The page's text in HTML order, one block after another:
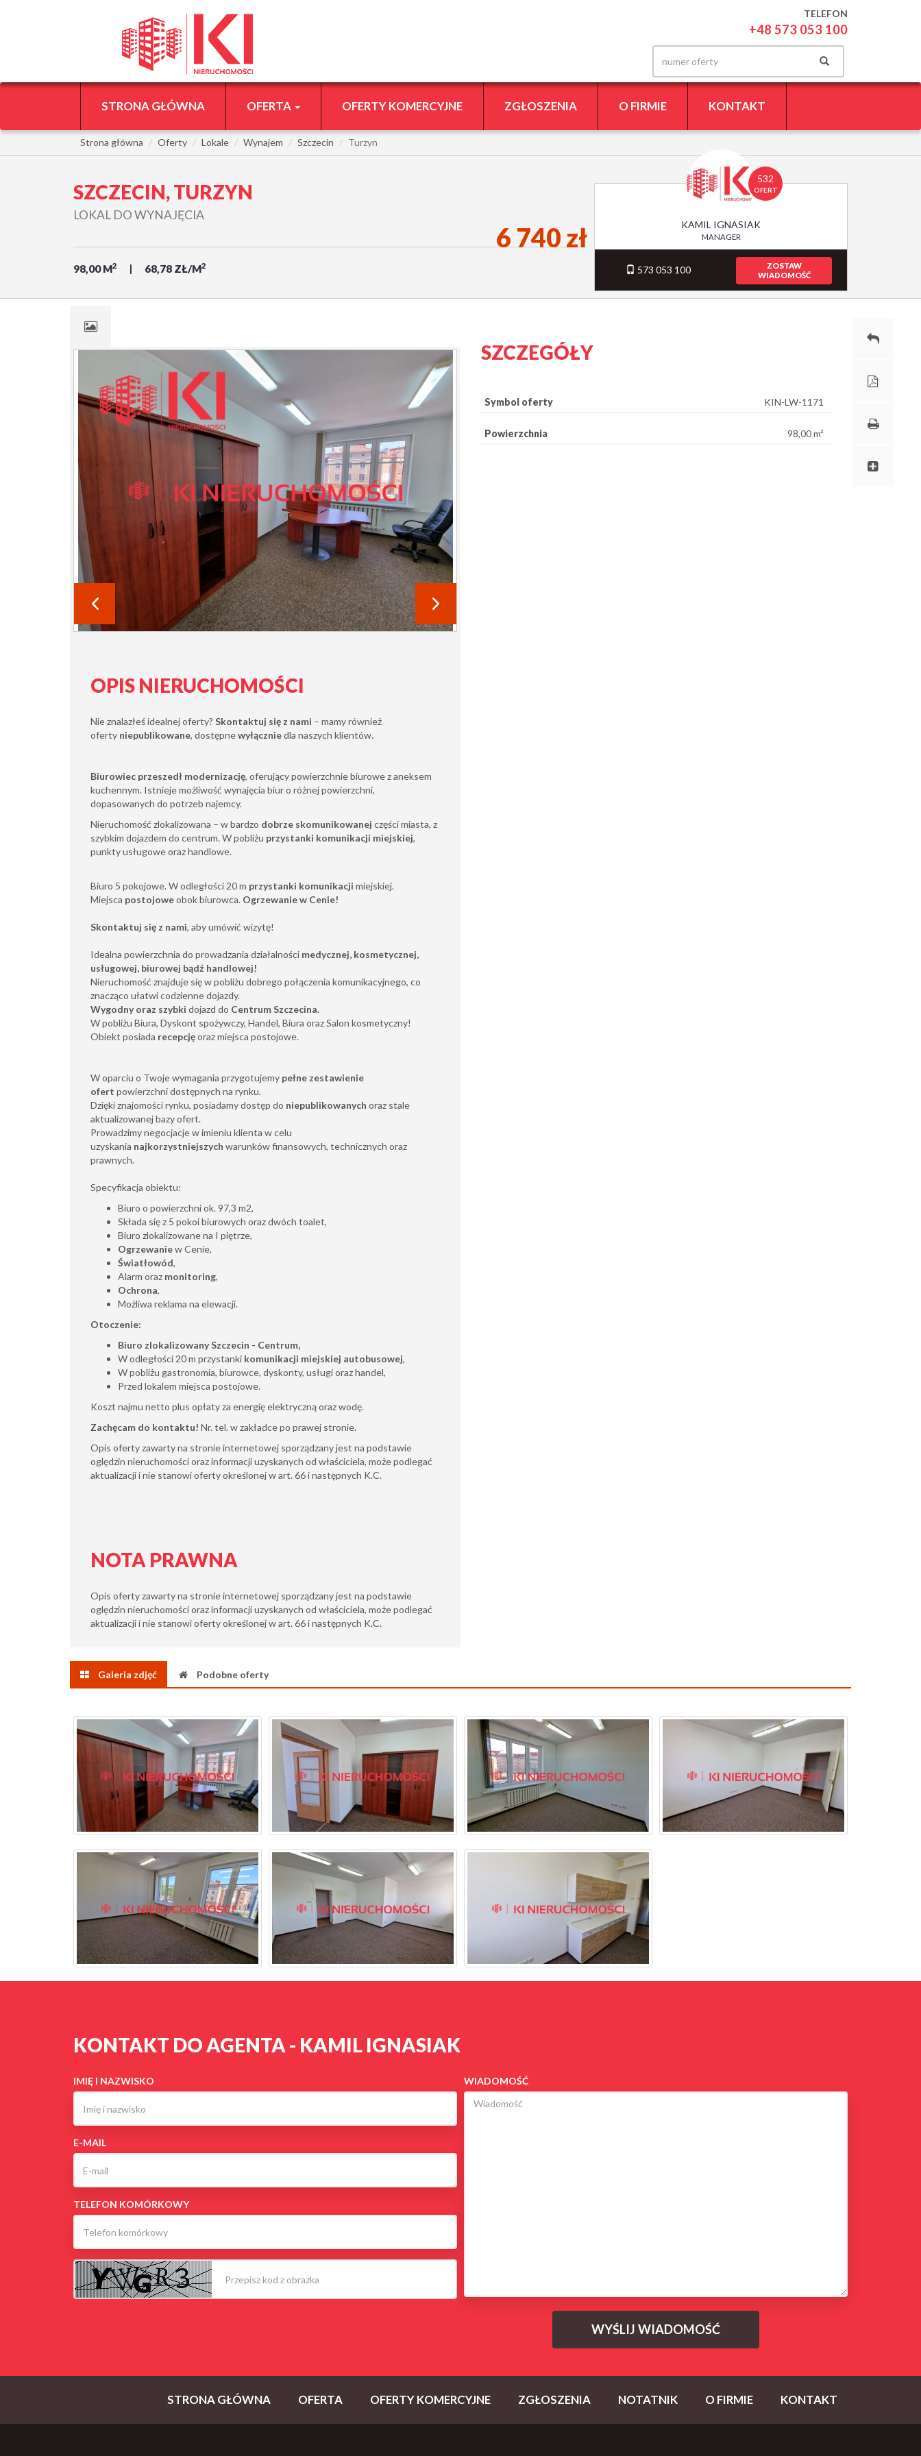
TELEFON
+48 573 053 100
STRONA GŁÓWNA OFERTA OFERTY KOMERCYJNE ZGŁOSZENIA O FIRMIE KONTAKT
Strona główna Oferty Lokale Wynajem Szczecin Turzyn
SZCZECIN, TURZYN
LOKAL DO WYNAJĘCIA
98,00 M2 68,78 ZŁ/M2
6 740 zł
532
OFERT
KAMIL IGNASIAK
MANAGER
573 053 100
ZOSTAW
WIADOMOŚĆ
OPIS NIERUCHOMOŚCI
Nie znalazłeś idealnej oferty? Skontaktuj się z nami – mamy również
oferty niepublikowane, dostępnewyłączniedla naszych klientów.
Biurowiec przeszedł modernizację, oferujący powierzchnie biurowe z aneksem
kuchennym. Istnieje możliwość wynajęcia biur o różnej powierzchni,
dopasowanych do potrzeb najemcy.
Nieruchomość zlokalizowana – w bardzo dobrze skomunikowanej części miasta, z
szybkim dojazdem do centrum. W pobliżu przystanki komunikacji miejskiej,
punkty usługowe oraz handlowe.
Biuro 5 pokojowe. W odległości 20 m przystanki komunikacji miejskiej.
Miejsca postojoweobok biurowca. Ogrzewanie w Cenie!
Skontaktuj się z nami, aby umówić wizytę!
Idealna powierzchnia do prowadzania działalności medycznej, kosmetycznej,
usługowej, biurowej bądź handlowej!
Nieruchomość znajduje się w pobliżu dobrego połączenia komunikacyjnego, co
znacząco ułatwi codzienne dojazdy.
Wygodny oraz szybki dojazd do Centrum Szczecina.
W pobliżu Biura, Dyskont spożywczy, Handel, Biura oraz Salon kosmetyczny!
Obiekt posiada recepcjęoraz miejsca postojowe.
W oparciu o Twoje wymagania przygotujemy pełne zestawienie
ofert powierzchni dostępnych na rynku.
Dzięki znajomości rynku, posiadamy dostęp do niepublikowanych oraz stale
aktualizowanej bazy ofert.
Prowadzimy negocjacje w imieniu klienta w celu
uzyskania najkorzystniejszych warunków finansowych, technicznych oraz
prawnych .
Specyfikacja obiektu:
Biuro o powierzchni ok. 97,3 m2,
Składa się z 5 pokoi biurowych oraz dwóch toalet,
Biuro zlokalizowane na I piętrze,
Ogrzewaniew Cenie,
Światłowód,
Alarm oraz monitoring,
Ochrona,
Możliwa reklama na elewacji.
Otoczenie:
Biuro zlokalizowany Szczecin - Centrum,
W odległości 20 m przystanki komunikacji miejskiej autobusowej,
W pobliżu gastronomia, biurowce, dyskonty, usługi oraz handel,
Przed lokalem miejsca postojowe.
Koszt najmu netto plus opłaty za energię elektryczną oraz wodę.
Zachęcam do kontaktu! Nr. tel. w zakładce po prawej stronie.
Opis oferty zawarty na stronie internetowej sporządzany jest na podstawie
oględzin nieruchomości oraz informacji uzyskanych od właściciela, może podlegać
aktualizacji i nie stanowi oferty określonej w art. 66 i następnych K.C.
NOTA PRAWNA
Opis oferty zawarty na stronie internetowej sporządzany jest na podstawie
oględzin nieruchomości oraz informacji uzyskanych od właściciela, może podlegać
aktualizacji i nie stanowi oferty określonej w art. 66 i następnych K.C.
SZCZEGÓŁY
Symbol oferty KIN-LW-1171
Powierzchnia 98,00 m²
Galeria zdjęć Podobne oferty
KONTAKT DO AGENTA - KAMIL IGNASIAK
IMIĘ I NAZWISKO
E-MAIL
TELEFON KOMÓRKOWY
WIADOMOŚĆ
STRONA GŁÓWNA OFERTA OFERTY KOMERCYJNE ZGŁOSZENIA NOTATNIK O FIRMIE KONTAKT